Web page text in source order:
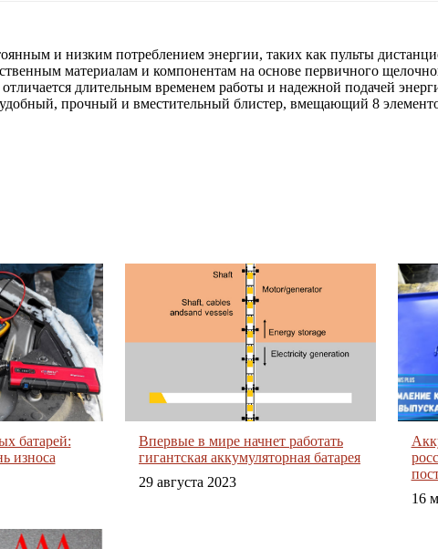
и низким потреблением энергии, таких как пульты
материалам и компонентам на основе первичного
длительным временем работы и надежной подачей
прочный и вместительный блистер, вмещающий 8
батарей:
износа
Впервые в мире начнет работать
гигантская аккумуляторная батарея
29 августа 2023
16